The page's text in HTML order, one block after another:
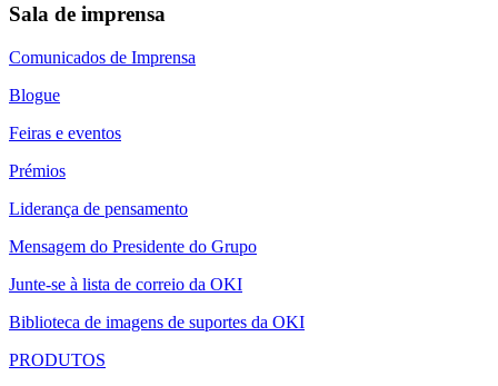
Sala de imprensa
Comunicados de Imprensa
Blogue
Feiras e eventos
Prémios
Liderança de pensamento
Mensagem do Presidente do Grupo
Junte-se à lista de correio da OKI
Biblioteca de imagens de suportes da OKI
PRODUTOS